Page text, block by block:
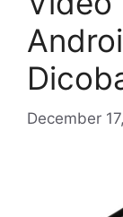
December